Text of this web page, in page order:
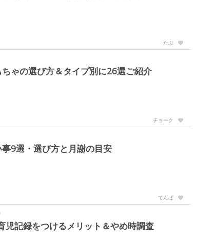
たぶ
ゃの選び方＆タイプ別に26選ご紹介
チョーク
9選・選び方と月謝の目安
てんぱ
児記録をつけるメリット＆やめ時調査